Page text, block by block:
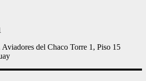
Aviadores del Chaco Torre 1, Piso 15